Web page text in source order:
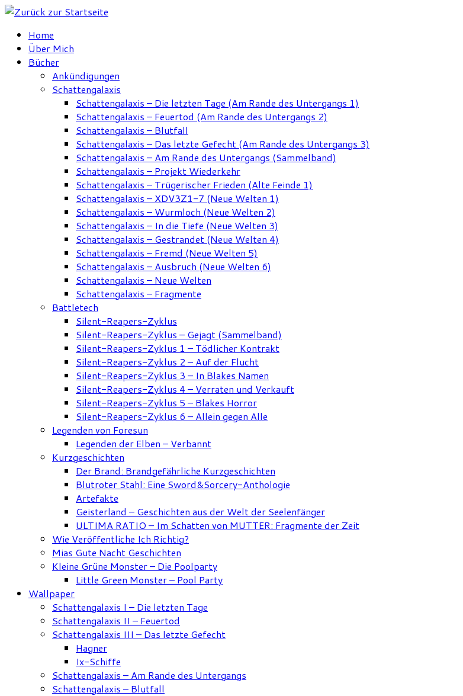
Zum
springenHome
Über Mich
Bücher
Ankündigungen
Schattengalaxis
Schattengalaxis – Die letzten Tage (Am Rande des Untergangs 1)
Schattengalaxis – Feuertod (Am Rande des Untergangs 2)
Schattengalaxis – Blutfall
Schattengalaxis – Das letzte Gefecht (Am Rande des Untergangs 3)
Schattengalaxis – Am Rande des Untergangs (Sammelband)
Schattengalaxis – Projekt Wiederkehr
Schattengalaxis – Trügerischer Frieden (Alte Feinde 1)
Schattengalaxis – XDV3Z1-7 (Neue Welten 1)
Schattengalaxis – Wurmloch (Neue Welten 2)
Schattengalaxis – In die Tiefe (Neue Welten 3)
Schattengalaxis – Gestrandet (Neue Welten 4)
Schattengalaxis – Fremd (Neue Welten 5)
Schattengalaxis – Ausbruch (Neue Welten 6)
Schattengalaxis – Neue Welten
Schattengalaxis – Fragmente
Battletech
Silent-Reapers-Zyklus
Silent-Reapers-Zyklus – Gejagt (Sammelband)
Silent-Reapers-Zyklus 1 – Tödlicher Kontrakt
Silent-Reapers-Zyklus 2 – Auf der Flucht
Silent-Reapers-Zyklus 3 – In Blakes Namen
Silent-Reapers-Zyklus 4 – Verraten und Verkauft
Silent-Reapers-Zyklus 5 – Blakes Horror
Silent-Reapers-Zyklus 6 – Allein gegen Alle
Legenden von Foresun
Legenden der Elben – Verbannt
Kurzgeschichten
Der Brand: Brandgefährliche Kurzgeschichten
Blutroter Stahl: Eine Sword&Sorcery-Anthologie
Artefakte
Geisterland – Geschichten aus der Welt der Seelenfänger
ULTIMA RATIO – Im Schatten von MUTTER: Fragmente der Zeit
Wie Veröffentliche Ich Richtig?
Mias Gute Nacht Geschichten
Kleine Grüne Monster – Die Poolparty
Little Green Monster – Pool Party
Wallpaper
Schattengalaxis I – Die letzten Tage
Schattengalaxis II – Feuertod
Schattengalaxis III – Das letzte Gefecht
Hagner
Ix-Schiffe
Schattengalaxis – Am Rande des Untergangs
Schattengalaxis – Blutfall